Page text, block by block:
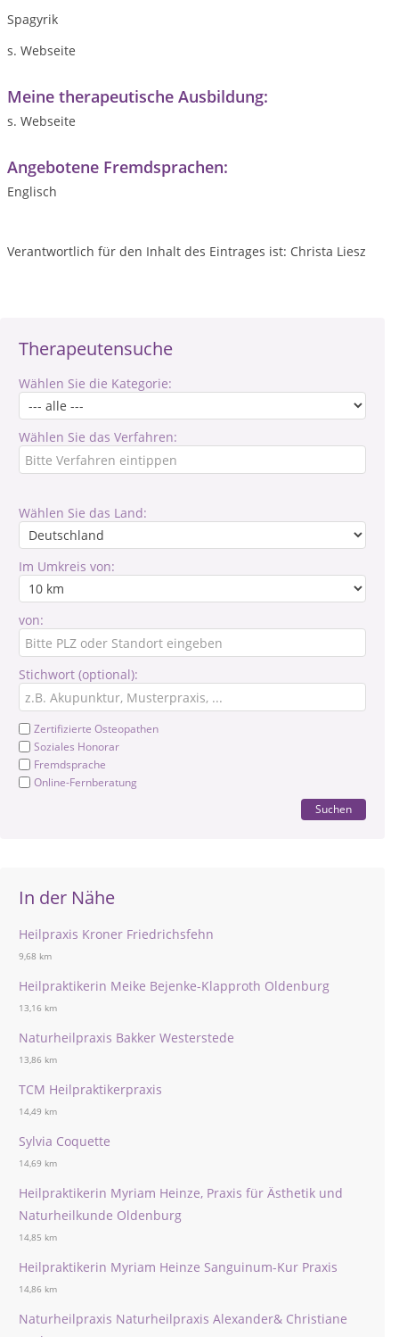
Therapeutensuche
Wählen Sie die Kategorie:
Wählen Sie das Verfahren:
Wählen Sie das Land:
Im Umkreis von:
von:
Stichwort (optional):
Zertifizierte Osteopathen
Soziales Honorar
Fremdsprache
Online-Fernberatung
Suchen
In der Nähe
Heilpraxis Kroner Friedrichsfehn
9,68 km
Heilpraktikerin Meike Bejenke-Klapproth Oldenburg
13,16 km
Naturheilpraxis Bakker Westerstede
13,86 km
TCM Heilpraktikerpraxis
14,49 km
Sylvia Coquette
14,69 km
Heilpraktikerin Myriam Heinze, Praxis für Ästhetik und
Naturheilkunde Oldenburg
14,85 km
Heilpraktikerin Myriam Heinze Sanguinum-Kur Praxis
14,86 km
Naturheilpraxis Naturheilpraxis Alexander& Christiane
Spagyrik
s. Webseite
Meine therapeutische Ausbildung:
s. Webseite
Angebotene Fremdsprachen:
Englisch
Verantwortlich für den Inhalt des Eintrages ist: Christa Liesz